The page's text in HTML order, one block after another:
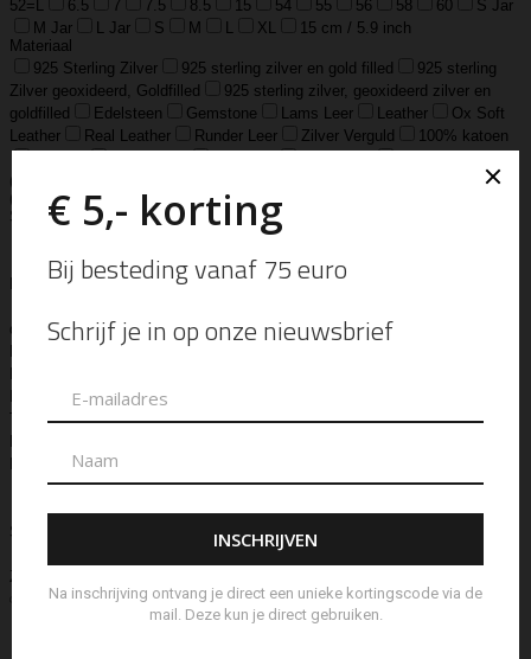
52=L 6.5 7 7.5 8.5 15 54 55 56 58 60
S Jar
M Jar
L Jar S M L XL
15 cm / 5.9 inch
Materiaal
925 Sterling Zilver
925 sterling zilver en gold filled
925 sterling
Zilver geoxideerd, Goldfilled
925 sterling zilver, geoxideerd zilver en
goldfilled
Edelsteen Gemstone Lams Leer Leather
Ox Soft
Leather
Real Leather Runder Leer Zilver Verguld
100% katoen
(30 micron)
Zwaar verzilverd
(15 micron)
Soort
Armbandje
Avondtasje
Bandana Beanie Bedel
Bowlingtas
Brillen Etui Broche Bumbag
de Parfum
Enkelbandje Enveloptas Etherische Olie
Geurkaars
Home-Spray
Tasje
Mills Mini Bag Muts
Navulling ‘Catalytic’ Geurbrander
Riem
Schouderband
schoudertas
Set Lont-trimmer en Kaarsendover
Shopper
Sjaal Sleuteletui Sleutelhanger
Special Edition
Stolp
Telefoontasje Textiel & Roomspray
Weekendtas
Zeep
Aanvullende informatie